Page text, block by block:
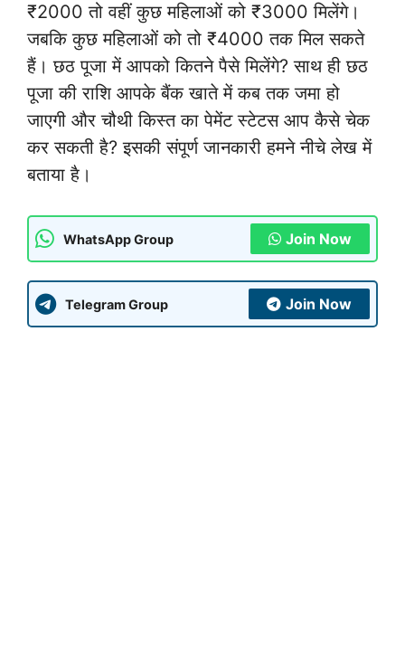
₹2000 तो वहीं कुछ महिलाओं को ₹3000 मिलेंगे।
जबकि कुछ महिलाओं को तो ₹4000 तक मिल सकते
हैं। छठ पूजा में आपको कितने पैसे मिलेंगे? साथ ही छठ
पूजा की राशि आपके बैंक खाते में कब तक जमा हो
जाएगी और चौथी किस्त का पेमेंट स्टेटस आप कैसे चेक
कर सकती है? इसकी संपूर्ण जानकारी हमने नीचे लेख में
बताया है।
WhatsApp Group Join Now
Telegram Group Join Now